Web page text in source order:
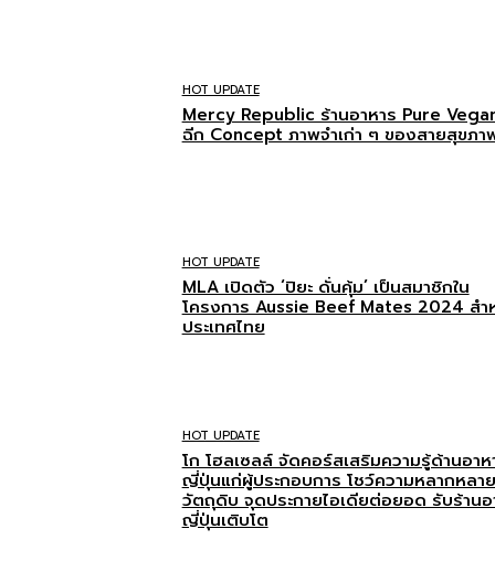
HOT UPDATE
Mercy Republic ร้านอาหาร Pure
ฉีก Concept ภาพจำเก่า ๆ ของสายสุขภา
HOT UPDATE
MLA เปิดตัว ‘ปิยะ ดั่นคุ้ม’ เป็นสมาชิกใน
โครงการ Aussie Beef Mates 2024 สำ
ประเทศไทย
HOT UPDATE
โก โฮลเซลล์ จัดคอร์สเสริมความรู้ด้านอาห
ญี่ปุ่นแก่ผู้ประกอบการ โชว์ความหลากหลาย
วัตถุดิบ จุดประกายไอเดียต่อยอด รับร้านอ
ญี่ปุ่นเติบโต